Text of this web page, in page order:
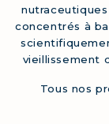
concentrés à
vieillissement
Tous nos